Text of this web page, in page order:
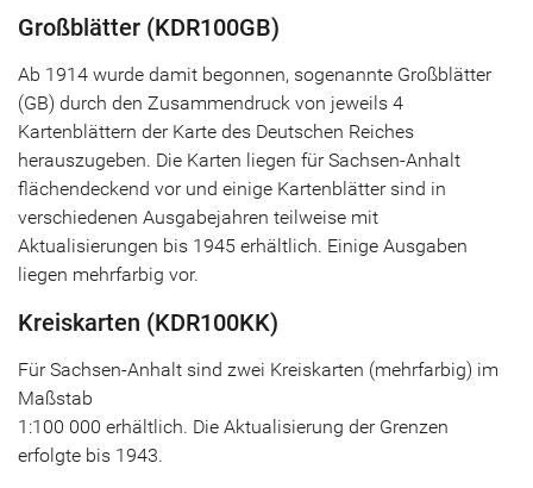
Großblätter (KDR100GB)
Ab 1914 wurde damit begonnen, sogenannte Großblätter
(GB) durch den Zusammendruck von jeweils 4
Kartenblättern der Karte des Deutschen Reiches
herauszugeben. Die Karten liegen für Sachsen-Anhalt
flächendeckend vor und einige Kartenblätter sind in
verschiedenen Ausgabejahren teilweise mit
Aktualisierungen bis 1945 erhältlich. Einige Ausgaben
liegen mehrfarbig vor.
Kreiskarten (KDR100KK)
Für Sachsen-Anhalt sind zwei Kreiskarten (mehrfarbig) im
Maßstab
1:100 000 erhältlich. Die Aktualisierung der Grenzen
erfolgte bis 1943.